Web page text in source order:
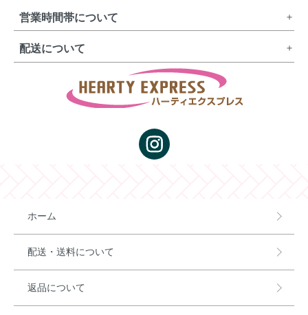
営業時間帯について
配送について
ホーム
配送・送料について
返品について